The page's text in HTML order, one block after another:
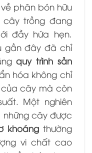
phân bón hữu
trồng đang
đầy hứa hẹn.
gần đây đã chỉ
quy trình sản
hóa không chỉ
cây mà còn
Một nghiên
những cây được
khoángthường
vi chất cao